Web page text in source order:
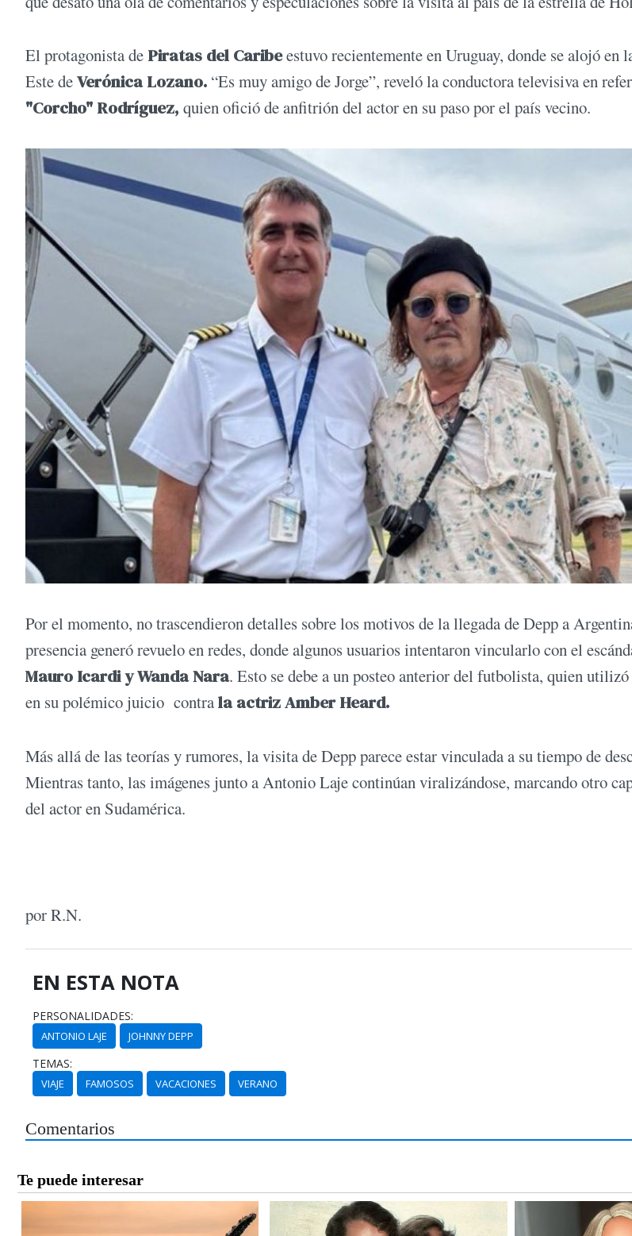
El protagonista de Piratas del Caribeestuvo recientemente en Uruguay, donde se alojó en
Este deVerónica Lozano. “Es muy amigo de Jorge”, reveló la conductora televisiva en
"Corcho" Rodríguez, quien ofició de anfitrión del actor en su paso por el país vecino.
Por el momento, no trascendieron detalles sobre los motivos de la llegada de Depp a
presencia generó revuelo en redes, donde algunos usuarios intentaron vincularlo con el
Mauro Icardi y Wanda Nara. Esto se debe a un posteo anterior del futbolista, quien
en su polémico juicio contrala actriz Amber Heard.
Más allá de las teorías y rumores, la visita de Depp parece estar vinculada a su tiempo de
Mientras tanto, las imágenes junto a Antonio Laje continúan viralizándose, marcando otro
del actor en Sudamérica.
por R.N.
EN ESTA NOTA
PERSONALIDADES:
ANTONIO LAJE JOHNNY DEPP
TEMAS:
VIAJE FAMOSOS VACACIONES VERANO
Comentarios